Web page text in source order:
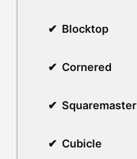
Blocktop
Cornered
Squaremaster
Cubicle